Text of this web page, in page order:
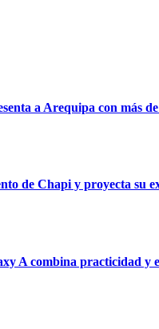
a Arequipa con más
de Chapi y proyecta su
A combina practicidad y